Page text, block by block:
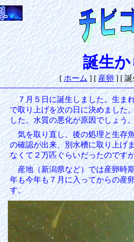
誕生
[ ホーム ] [ 産卵] [ 誕
７月５日に誕生しました。生ま
で取り上げを次の日に決めました
した。水質の悪化が原因でしょう
気を取り直し、後の処理と生存
の確認が出来、別水槽に取り上げ
なくて２万匹ぐらいだったのです
産地（新潟県など）では産卵時
年も今年も７月に入ってからの産
す。